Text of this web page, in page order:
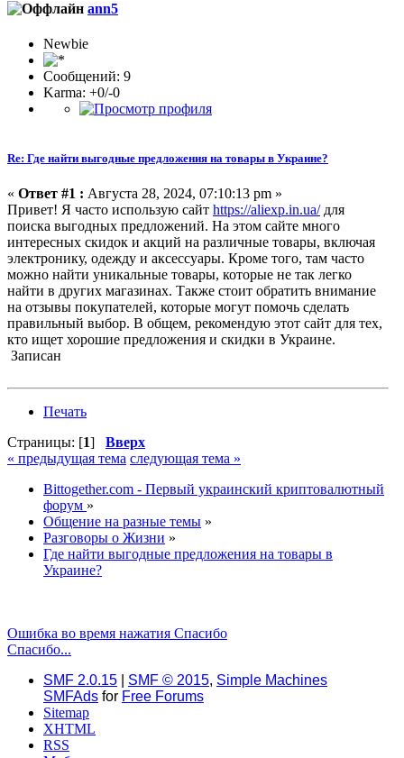
ann5
Newbie
Сообщений: 9
Karma: +0/-0
Re: Где найти выгодные предложения на товары в Украине?
« Ответ #1 : Августа 28, 2024, 07:10:13 pm »
Привет! Я часто использую сайт https://aliexp.in.ua/для
поиска выгодных предложений. На этом сайте много
интересных скидок и акций на различные товары, включая
электронику, одежду и аксессуары. Кроме того, там часто
можно найти уникальные товары, которые не так легко
найти в других магазинах. Также стоит обратить внимание
на отзывы покупателей, которые могут помочь сделать
правильный выбор. В общем, рекомендую этот сайт для тех,
кто ищет хорошие предложения и скидки в Украине.
Записан
Печать
Страницы: [1] Вверх
« предыдущая тема следующая тема »
Bittogether.com - Первый украинский криптовалютный
форум »
Общение на разные темы »
Разговоры о Жизни »
Где найти выгодные предложения на товары в
Украине?
Ошибка во время нажатия Спасибо
Спасибо...
SMF 2.0.15
SMF © 2015, Simple Machines
SMFAds for Free Forums
Sitemap
XHTML
RSS